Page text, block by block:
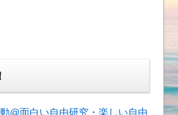
@面白い自由研究・楽しい自由